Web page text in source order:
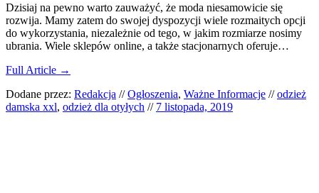
Dzisiaj na pewno warto zauważyć, że moda niesamowicie się
rozwija. Mamy zatem do swojej dyspozycji wiele rozmaitych opcji
do wykorzystania, niezależnie od tego, w jakim rozmiarze nosimy
ubrania. Wiele sklepów online, a także stacjonarnych oferuje…
Full Article →
Dodane przez: Redakcja // Ogłoszenia, Ważne Informacje // odzież
damska xxl, odzież dla otyłych // 7 listopada, 2019